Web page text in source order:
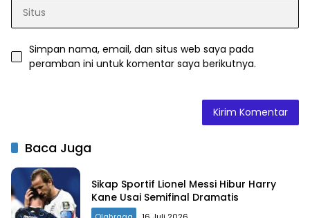
Simpan nama, email, dan situs web saya pada
peramban ini untuk komentar saya berikutnya.
Baca Juga
Sikap Sportif Lionel Messi Hibur Harry
Kane Usai Semifinal Dramatis